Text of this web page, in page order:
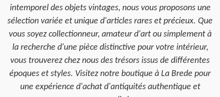
intemporel des objets vintages, nous vous proposons une
sélection variée et unique d'articles rares et précieux. Que
vous soyez collectionneur, amateur d'art ou simplement à
la recherche d'une pièce distinctive pour votre intérieur,
vous trouverez chez nous des trésors issus de différentes
époques et styles. Visitez notre boutique à La Brede pour
une expérience d'achat d'antiquités authentique et